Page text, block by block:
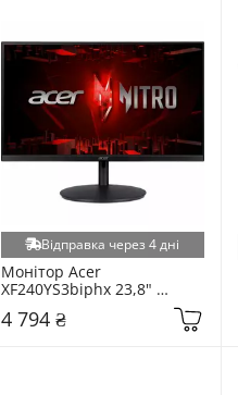
Відправка через 4 дні
Монітор Acer
XF240YS3biphx 23,8"
4 794 ₴